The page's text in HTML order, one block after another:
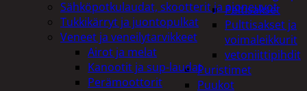
Peltisakset
Pulttisakset ja
voimaleikkurit
vetoniittipihdit
Puristimet
Puukot
Sähköpotkulaudat, skootterit ja ajoneuvot
Tukkikärryt ja juontopulkat
Veneet ja veneilytarvikkeet
Airot ja melat
Kanootit ja sup-laudat
Perämoottorit